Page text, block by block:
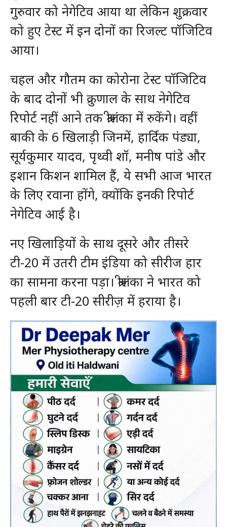
गुरुवार को नेगेटिव आया था लेकिन शुक्रवार
को हुए टेस्ट में इन दोनों का रिजल्ट पॉजिटिव
आया।
चहल और गौतम का कोरोना टेस्ट पॉजिटिव
के बाद दोनों भी क्रुणाल के साथ नेगेटिव
रिपोर्ट नहीं आने तक श्रीलंका में रुकेंगे। वहीं
बाकी के 6 खिलाड़ी जिनमें, हार्दिक पंड्या,
सूर्यकुमार यादव, पृथ्वी शॉ, मनीष पांडे और
इशान किशन शामिल हैं, ये सभी आज भारत
के लिए रवाना होंगे, क्योंकि इनकी रिपोर्ट
नेगेटिव आई है।
नए खिलाड़ियों के साथ दूसरे और तीसरे
टी-20 में उतरी टीम इंडिया को सीरीज हार
का सामना करना पड़ा। श्रीलंका ने भारत को
पहली बार टी-20 सीरीज़ में हराया है।